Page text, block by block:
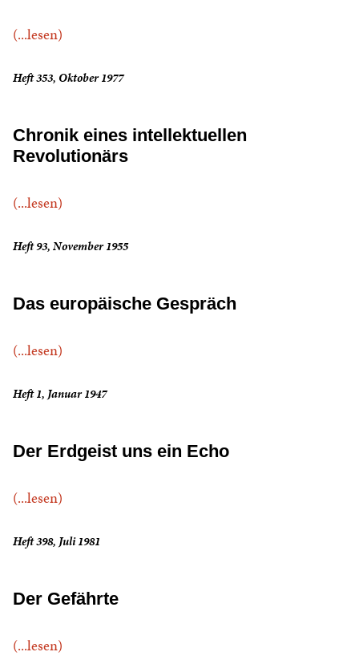
(...lesen)
Heft 353, Oktober 1977
Chronik eines intellektuellen
Revolutionärs
(...lesen)
Heft 93, November 1955
Das europäische Gespräch
(...lesen)
Heft 1, Januar 1947
Der Erdgeist uns ein Echo
(...lesen)
Heft 398, Juli 1981
Der Gefährte
(...lesen)